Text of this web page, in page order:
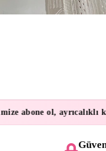
abone ol, ayrıcalıklı